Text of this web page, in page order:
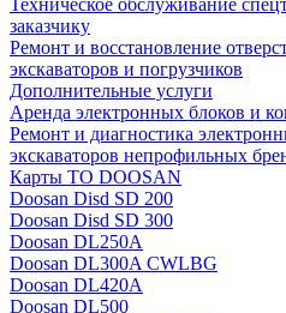
Техническое обслуживание
заказчику
Ремонт и восстановление
экскаваторов и погрузчиков
Дополнительные услуги
Аренда электронных блоков и
Ремонт и диагностика
экскаваторов непрофильных
Карты ТО DOOSAN
Doosan Disd SD 200
Doosan Disd SD 300
Doosan DL250A
Doosan DL300A CWLBG
Doosan DL420A
Doosan DL500